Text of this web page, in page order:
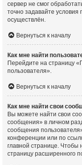
сервер не смог
точно задавайте
осуществлён.
Вернуться к началу
Как мне найти
Перейдите на страницу
пользователя».
Вернуться к началу
Как мне найти свои
Вы можете найти свои
сообщения» в личном
сообщения
конференции или по
главной странице. Чтобы
страницу расширенного